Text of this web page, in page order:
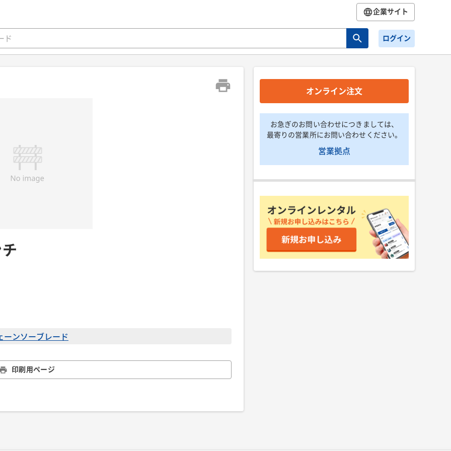
企業サイト
ログイン
ーンソーブレード
印刷用ページ
オンライン注文
お急ぎのお問い合わせにつきましては、
最寄りの営業所にお問い合わせください。
営業拠点